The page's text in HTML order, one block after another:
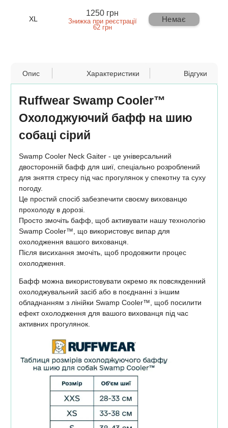
XL
1250 грн
Знижка при реєстрації
62 грн
Немає
Опис Характеристики Відгуки
Ruffwear Swamp Cooler™
Охолоджуючий бафф на шию
собаці сірий
Swamp Cooler Neck Gaiter - це універсальний
двосторонній бафф для шиї, спеціально розроблений
для зняття стресу під час прогулянок у спекотну та суху
погоду.
Це простий спосіб забезпечити своєму вихованцю
прохолоду в дорозі.
Просто змочіть бафф, щоб активувати нашу технологію
Swamp Cooler™, що використовує випар для
охолодження вашого вихованця.
Після висихання змочіть, щоб продовжити процес
охолодження.
Бафф можна використовувати окремо як повсякденний
охолоджувальний засіб або в поєднанні з іншим
обладнанням з лінійки Swamp Cooler™, щоб посилити
ефект охолодження для вашого вихованця під час
активних прогулянок.